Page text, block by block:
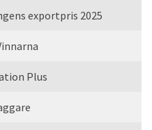
exportpris 2025
Plus